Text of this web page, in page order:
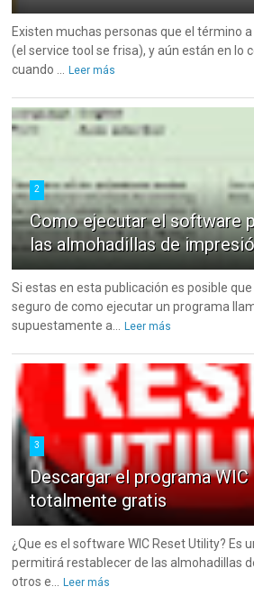
Existen muchas personas que el término
(el service tool se frisa), y aún están en lo
cuando ...
Leer más
2
Como ejecutar el software
las almohadillas de
Si estas en esta publicación es posible
seguro de como ejecutar un programa
supuestamente a...
Leer más
3
Descargar el programa
totalmente gratis
¿Que es el software WIC Reset Utility? Es
permitirá restablecer de las almohadillas
otros e...
Leer más